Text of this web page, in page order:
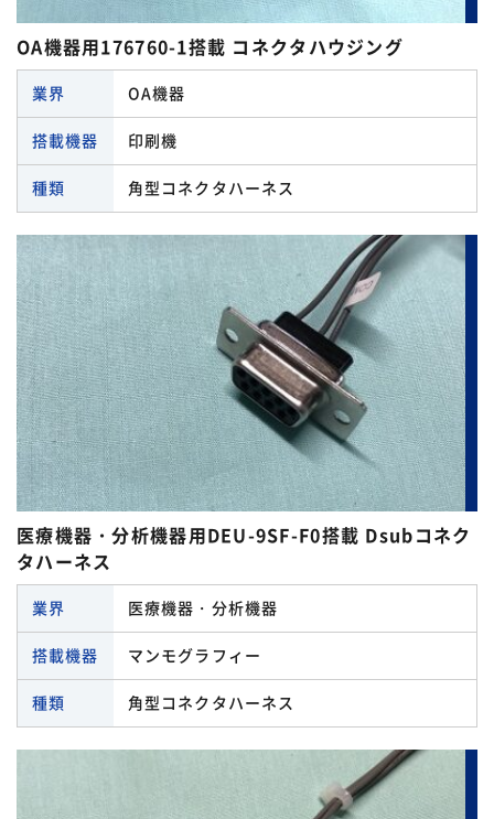
OA機器用176760-1搭載 コネクタハウジング
業界 OA機器
搭載機器 印刷機
種類 角型コネクタハーネス
医療機器・分析機器用DEU-9SF-F0搭載 Dsubコネク
タハーネス
業界 医療機器・分析機器
搭載機器 マンモグラフィー
種類 角型コネクタハーネス